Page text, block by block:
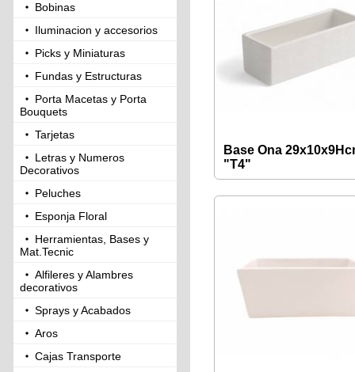
Bobinas
Iluminacion y accesorios
Picks y Miniaturas
Fundas y Estructuras
Porta Macetas y Porta
Bouquets
Tarjetas
Letras y Numeros
Decorativos
Peluches
Esponja Floral
Herramientas, Bases y
Mat.Tecnic
Alfileres y Alambres
decorativos
Sprays y Acabados
Aros
Cajas Transporte
Base Ona
"T4"